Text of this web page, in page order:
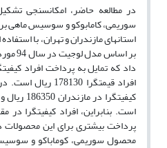
در مطالعه حاضر، امکان­سنجی
سوریمی، کامابوکو و سوسیس ماهی
بر
افراد قیمت­گرا
است. بنابراین، افراد کیفیت­گرا در
پرداخت بیشتری برای این
محصول سوریمی، کوماباکو و سوسیس